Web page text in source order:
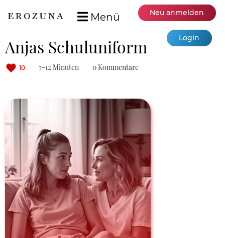
Menü Neu anmelden
Login
Anjas Schuluniform
10 7-12 Minuten 0 Kommentare